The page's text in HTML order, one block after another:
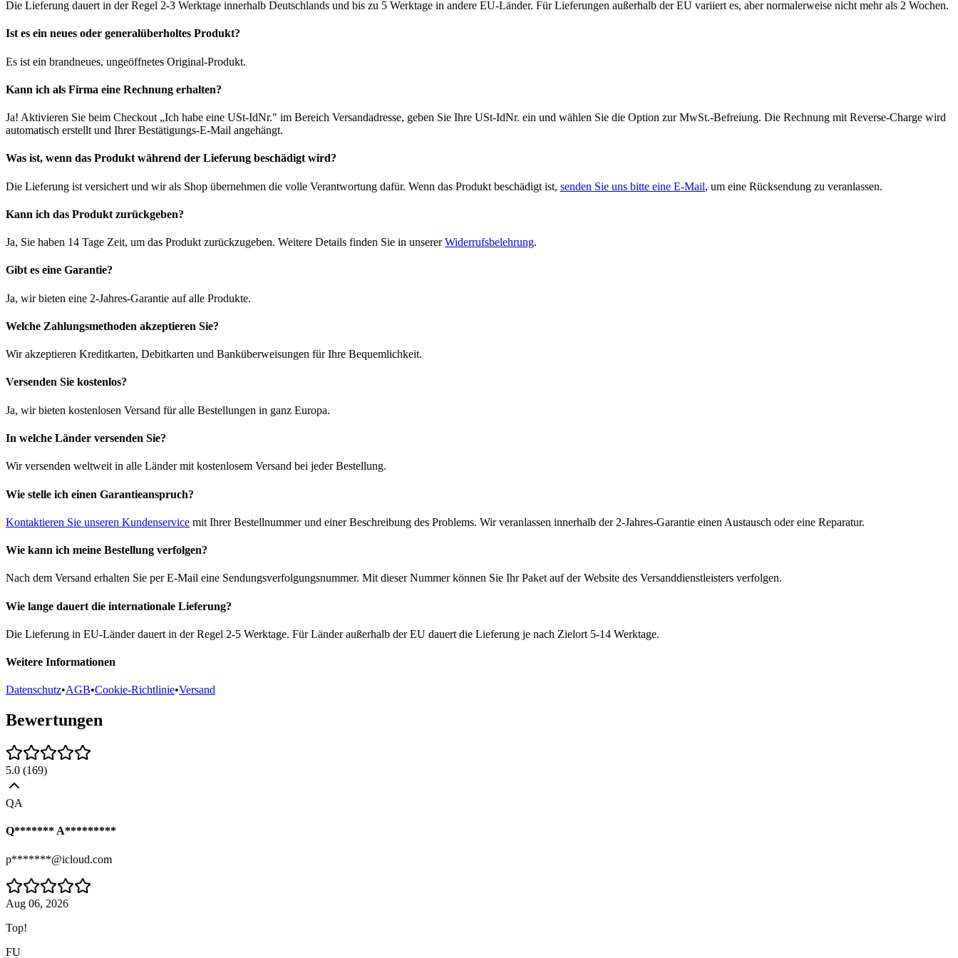
Die Lieferung dauert in der Regel 2-3 Werktage innerhalb Deutschlands und bis zu 5 Werktage in andere EU-Länder. Für Lieferungen außerhalb der EU variiert es, aber normalerweise nicht mehr als 2 Wochen.
Ist es ein neues oder generalüberholtes Produkt?
Es ist ein brandneues, ungeöffnetes Original-Produkt.
Kann ich als Firma eine Rechnung erhalten?
Ja! Aktivieren Sie beim Checkout „Ich habe eine USt-IdNr." im Bereich Versandadresse, geben Sie Ihre USt-IdNr. ein und wählen Sie die Option zur MwSt.-Befreiung. Die Rechnung mit Reverse-Charge wird
automatisch erstellt und Ihrer Bestätigungs-E-Mail angehängt.
Was ist, wenn das Produkt während der Lieferung beschädigt wird?
Die Lieferung ist versichert und wir als Shop übernehmen die volle Verantwortung dafür. Wenn das Produkt beschädigt ist, senden Sie uns bitte eine E-Mail, um eine Rücksendung zu veranlassen.
Kann ich das Produkt zurückgeben?
Ja, Sie haben 14 Tage Zeit, um das Produkt zurückzugeben. Weitere Details finden Sie in unsererWiderrufsbelehrung.
Gibt es eine Garantie?
Ja, wir bieten eine 2-Jahres-Garantie auf alle Produkte.
Welche Zahlungsmethoden akzeptieren Sie?
Wir akzeptieren Kreditkarten, Debitkarten und Banküberweisungen für Ihre Bequemlichkeit.
Versenden Sie kostenlos?
Ja, wir bieten kostenlosen Versand für alle Bestellungen in ganz Europa.
In welche Länder versenden Sie?
Wir versenden weltweit in alle Länder mit kostenlosem Versand bei jeder Bestellung.
Wie stelle ich einen Garantieanspruch?
Kontaktieren Sie unseren Kundenservice mit Ihrer Bestellnummer und einer Beschreibung des Problems. Wir veranlassen innerhalb der 2-Jahres-Garantie einen Austausch oder eine Reparatur.
Wie kann ich meine Bestellung verfolgen?
Nach dem Versand erhalten Sie per E-Mail eine Sendungsverfolgungsnummer. Mit dieser Nummer können Sie Ihr Paket auf der Website des Versanddienstleisters verfolgen.
Wie lange dauert die internationale Lieferung?
Die Lieferung in EU-Länder dauert in der Regel 2-5 Werktage. Für Länder außerhalb der EU dauert die Lieferung je nach Zielort 5-14 Werktage.
Weitere Informationen
Datenschutz•AGB•Cookie-Richtlinie•Versand
Bewertungen
5.0 (169)
QA
Q******* A*********
p*******@icloud.com
Aug 06, 2026
Top!
FU